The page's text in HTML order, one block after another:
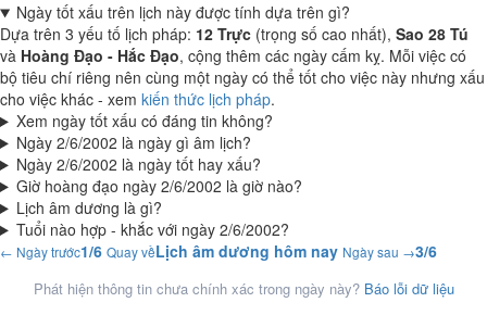
Ngày tốt xấu trên lịch này được tính dựa trên gì?
Dựa trên 3 yếu tố lịch pháp: 12 Trực (trọng số cao nhất), Sao 28 Tú
và Hoàng Đạo - Hắc Đạo, cộng thêm các ngày cấm kỵ. Mỗi việc có
bộ tiêu chí riêng nên cùng một ngày có thể tốt cho việc này nhưng xấu
cho việc khác - xem kiến thức lịch pháp.
Xem ngày tốt xấu có đáng tin không?
Ngày 2/6/2002 là ngày gì âm lịch?
Ngày 2/6/2002 là ngày tốt hay xấu?
Giờ hoàng đạo ngày 2/6/2002 là giờ nào?
Lịch âm dương là gì?
Tuổi nào hợp - khắc với ngày 2/6/2002?
← Ngày trước1/6 Quay vềLịch âm dương hôm nay Ngày sau →3/6
Phát hiện thông tin chưa chính xác trong ngày này? Báo lỗi dữ liệu